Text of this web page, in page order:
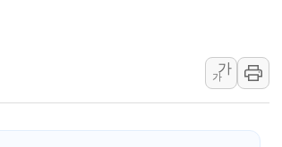
시 프리뷰, 美 고용 쇼크에 금리 인상 우려 후퇴…
7월 고용 2만3000명 감소 '쇼크'…9월 금리 인상
가
가